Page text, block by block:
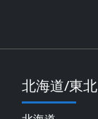
北海道/東北